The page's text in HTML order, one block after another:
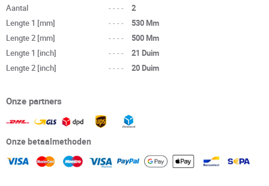
Aantal
----
2
Lengte 1 [mm]
----
530 Mm
Lengte 2 [mm]
----
500 Mm
Lengte 1 [inch]
----
21 Duim
Lengte 2 [inch]
---- 20 Duim
Onze partners
Onze betaalmethoden